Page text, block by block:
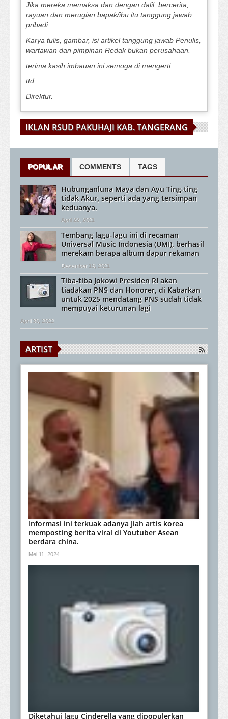
Jika mereka memaksa dan dengan dalil, bercerita,
rayuan dan merugian bapak/ibu itu tanggung jawab
pribadi.
Karya tulis, gambar, isi artikel tanggung jawab Penulis,
wartawan dan pimpinan Redak bukan perusahaan.
terima kasih imbauan ini semoga di mengerti.
ttd
Direktur.
IKLAN RSUD PAKUHAJI KAB. TANGERANG
POPULAR COMMENTS TAGS
Hubunganluna Maya dan Ayu Ting-ting
tidak Akur, seperti ada yang tersimpan
keduanya.
April 22, 2021
Tembang lagu-lagu ini di recaman
Universal Music Indonesia (UMI), berhasil
merekam berapa album dapur rekaman
Desember 19, 2021
Tiba-tiba Jokowi Presiden RI akan
tiadakan PNS dan Honorer, di Kabarkan
untuk 2025 mendatang PNS sudah tidak
mempuyai keturunan lagi
April 30, 2022
ARTIST
Informasi ini terkuak adanya Jiah artis korea
memposting berita viral di Youtuber Asean
berdara china.
Mei 11, 2024
Diketahui lagu Cinderella yang dipopulerkan